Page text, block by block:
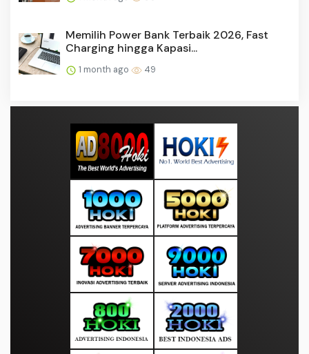
Memilih Power Bank Terbaik 2026, Fast
Charging hingga Kapasi...
1 month ago 49